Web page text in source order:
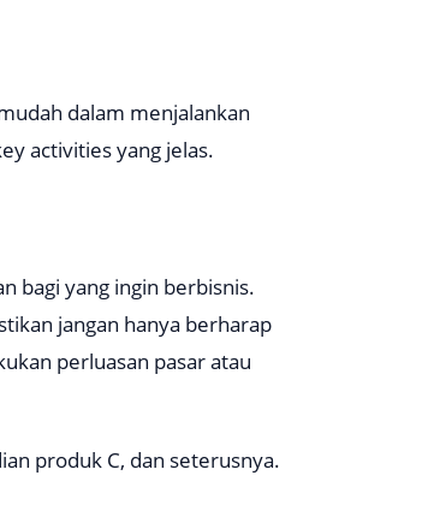
dalam menjalankan
activitiesyang jelas.
bagi yang ingin berbisnis.
jangan hanya berharap
perluasan pasar atau
produk C, dan seterusnya.